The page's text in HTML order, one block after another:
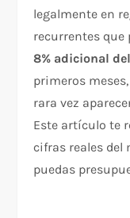
legalmente en
recurrentes que
8% adicional
primeros
rara vez
Este artículo te
cifras reales del
puedas